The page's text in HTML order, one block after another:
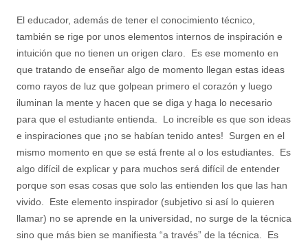
El educador, además de tener el conocimiento técnico,
también se rige por unos elementos internos de inspiración e
intuición que no tienen un origen claro. Es ese momento en
que tratando de enseñar algo de momento llegan estas ideas
como rayos de luz que golpean primero el corazón y luego
iluminan la mente y hacen que se diga y haga lo necesario
para que el estudiante entienda. Lo increíble es que son ideas
e inspiraciones que ¡no se habían tenido antes! Surgen en el
mismo momento en que se está frente al o los estudiantes. Es
algo difícil de explicar y para muchos será difícil de entender
porque son esas cosas que solo las entienden los que las han
vivido. Este elemento inspirador (subjetivo si así lo quieren
llamar) no se aprende en la universidad, no surge de la técnica
sino que más bien se manifiesta “a través” de la técnica. Es